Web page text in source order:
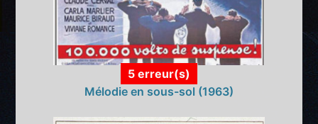
5 erreur(s)
Mélodie en sous-sol (1963)